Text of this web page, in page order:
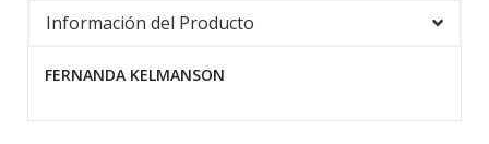
Información del Producto
FERNANDA KELMANSON